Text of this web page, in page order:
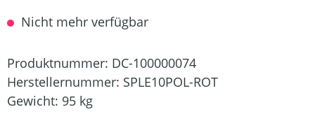
Nicht mehr verfügbar
Produktnummer: DC-100000074
Herstellernummer: SPLE10POL-ROT
Gewicht: 95 kg